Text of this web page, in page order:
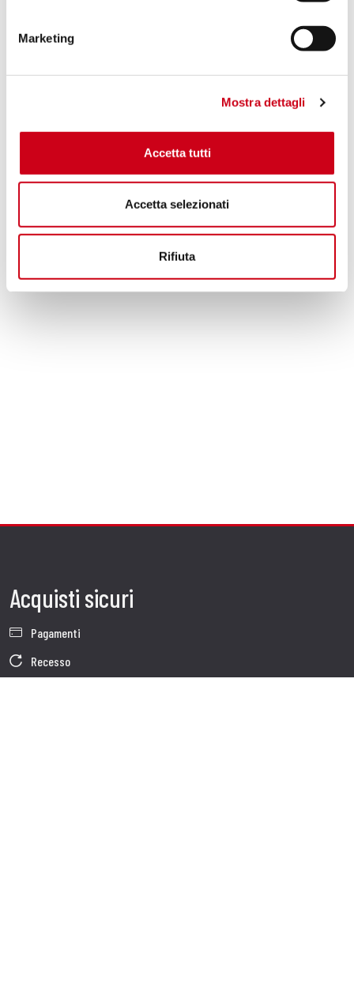
Marketing
Mostra dettagli
Accetta tutti
Accetta selezionati
Rifiuta
Acquisti sicuri
Pagamenti
Recesso